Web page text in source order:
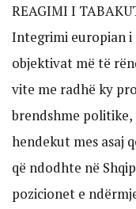
REAGIMI I
Integrimi europian i
objektivat më të
vite me radhë ky
brendshme politike,
hendekut mes asaj
që ndodhte në
pozicionet e